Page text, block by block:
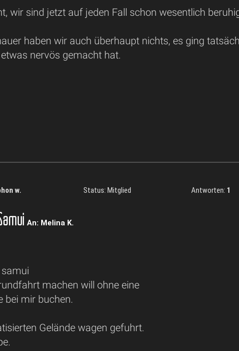
wir sind jetzt auf jeden Fall schon wesentlich
haben wir auch überhaupt nichts, es ging
nervös gemacht hat.
w. Status: Mitglied Antworten: 1
An: Melina K.
machen will ohne eine
bei mir buchen.
Gelände wagen gefuhrt.